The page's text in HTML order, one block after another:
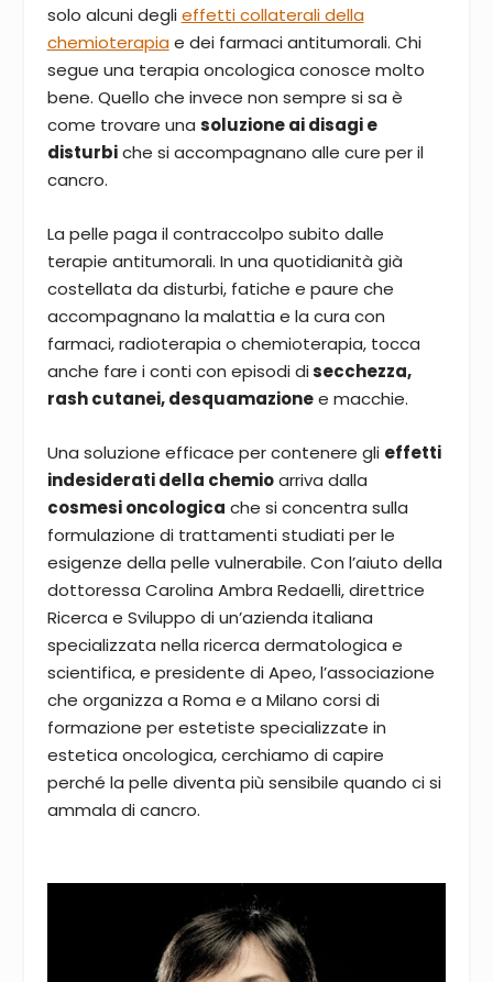
solo alcuni deglieffetti collaterali della
chemioterapia e dei farmaci antitumorali. Chi
segue una terapia oncologica conosce molto
bene. Quello che invece non sempre si sa è
come trovare una soluzione ai disagi e
disturbiche si accompagnano alle cure per il
cancro.
La pelle paga il contraccolpo subito dalle
terapie antitumorali. In una quotidianità già
costellata da disturbi, fatiche e paure che
accompagnano la malattia e la cura con
farmaci, radioterapia o chemioterapia, tocca
anche fare i conti con episodi disecchezza,
rash cutanei, desquamazionee macchie.
Una soluzione efficace per contenere gli effetti
indesiderati della chemioarriva dalla
cosmesi oncologica che si concentra sulla
formulazione di trattamenti studiati per le
esigenze della pelle vulnerabile. Con l’aiuto della
dottoressa Carolina Ambra Redaelli, direttrice
Ricerca e Sviluppo di un’azienda italiana
specializzata nella ricerca dermatologica e
scientifica, e presidente di Apeo, l’associazione
che organizza a Roma e a Milano corsi di
formazione per estetiste specializzate in
estetica oncologica, cerchiamo di capire
perché la pelle diventa più sensibile quando ci si
ammala di cancro.